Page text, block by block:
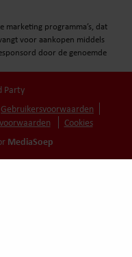
programma’s, dat
voor aankopen middels
door de genoemde
Party
Gebruikersvoorwaarden
Cookies
MediaSoep